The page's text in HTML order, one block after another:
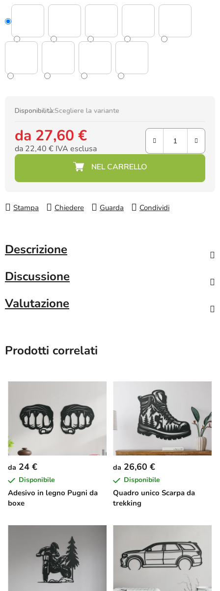
Disponibilità:Scegliere la variante
da 27,60 €
da 22,40 € IVA esclusa
Prezzo della misura:
Stampa Chiedere Guarda Condividi
Descrizione
Discussione
Valutazione
Prodotti correlati
Adesivo in legno Pugni da
boxe
da 24 €
Disponibile
Quadro unico Scarpa da
trekking
da 26,60 €
Disponibile